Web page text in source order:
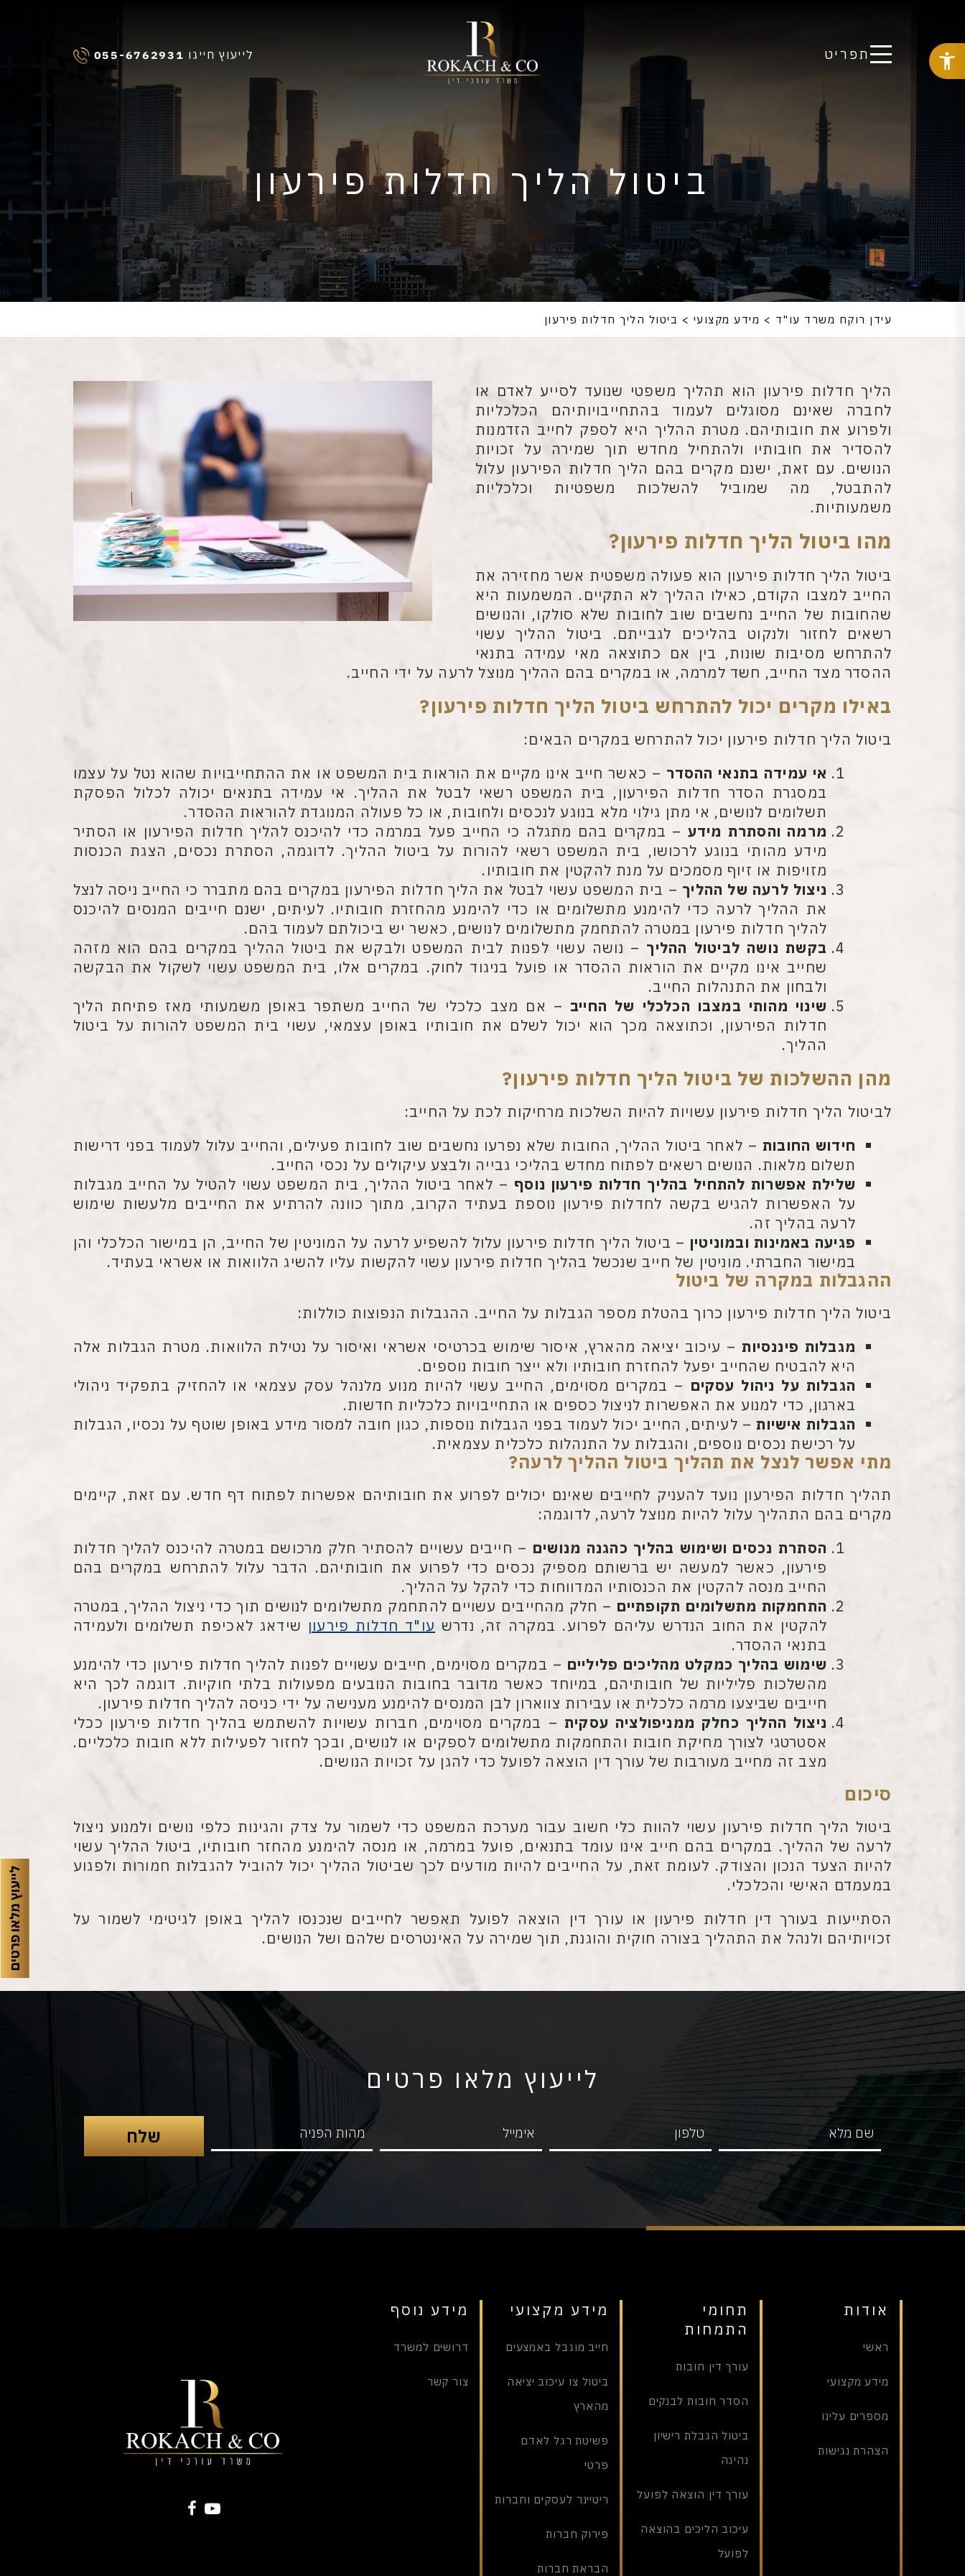
תפריט לייעוץ חייגו 055-6762931
לייעוץ מלאו פרטים
ביטול הליך חדלות פירעון
עידן רוקח משרד עו"ד > מידע מקצועי > ביטול הליך חדלות פירעון
הליך חדלות פירעון הוא תהליך משפטי שנועד לסייע לאדם או
לחברה שאינם מסוגלים לעמוד בהתחייבויותיהם הכלכליות
ולפרוע את חובותיהם. מטרת ההליך היא לספק לחייב הזדמנות
להסדיר את חובותיו ולהתחיל מחדש תוך שמירה על זכויות
הנושים. עם זאת, ישנם מקרים בהם הליך חדלות הפירעון עלול
להתבטל, מה שמוביל להשלכות משפטיות וכלכליות
משמעותיות.
מהו ביטול הליך חדלות פירעון?
ביטול הליך חדלות פירעון הוא פעולה משפטית אשר מחזירה את
החייב למצבו הקודם, כאילו ההליך לא התקיים. המשמעות היא
שהחובות של החייב נחשבים שוב לחובות שלא סולקו, והנושים
רשאים לחזור ולנקוט בהליכים לגבייתם. ביטול ההליך עשוי
להתרחש מסיבות שונות, בין אם כתוצאה מאי עמידה בתנאי
ההסדר מצד החייב, חשד למרמה, או במקרים בהם ההליך מנוצל לרעה על ידי החייב.
באילו מקרים יכול להתרחש ביטול הליך חדלות פירעון?
ביטול הליך חדלות פירעון יכול להתרחש במקרים הבאים:
אי עמידה בתנאי ההסדר – כאשר חייב אינו מקיים את הוראות בית המשפט או את ההתחייבויות שהוא נטל על עצמו
במסגרת הסדר חדלות הפירעון, בית המשפט רשאי לבטל את ההליך. אי עמידה בתנאים יכולה לכלול הפסקת
תשלומים לנושים, אי מתן גילוי מלא בנוגע לנכסים ולחובות, או כל פעולה המנוגדת להוראות ההסדר.
מרמה והסתרת מידע – במקרים בהם מתגלה כי החייב פעל במרמה כדי להיכנס להליך חדלות הפירעון או הסתיר
מידע מהותי בנוגע לרכושו, בית המשפט רשאי להורות על ביטול ההליך. לדוגמה, הסתרת נכסים, הצגת הכנסות
מזויפות או זיוף מסמכים על מנת להקטין את חובותיו.
ניצול לרעה של ההליך – בית המשפט עשוי לבטל את הליך חדלות הפירעון במקרים בהם מתברר כי החייב ניסה לנצל
את ההליך לרעה כדי להימנע מתשלומים או כדי להימנע מהחזרת חובותיו. לעיתים, ישנם חייבים המנסים להיכנס
להליך חדלות פירעון במטרה להתחמק מתשלומים לנושים, כאשר יש ביכולתם לעמוד בהם.
בקשת נושה לביטול ההליך – נושה עשוי לפנות לבית המשפט ולבקש את ביטול ההליך במקרים בהם הוא מזהה
שחייב אינו מקיים את הוראות ההסדר או פועל בניגוד לחוק. במקרים אלו, בית המשפט עשוי לשקול את הבקשה
ולבחון את התנהלות החייב.
שינוי מהותי במצבו הכלכלי של החייב – אם מצב כלכלי של החייב משתפר באופן משמעותי מאז פתיחת הליך
חדלות הפירעון, וכתוצאה מכך הוא יכול לשלם את חובותיו באופן עצמאי, עשוי בית המשפט להורות על ביטול
ההליך.
מהן ההשלכות של ביטול הליך חדלות פירעון?
לביטול הליך חדלות פירעון עשויות להיות השלכות מרחיקות לכת על החייב:
חידוש החובות – לאחר ביטול ההליך, החובות שלא נפרעו נחשבים שוב לחובות פעילים, והחייב עלול לעמוד בפני דרישות
תשלום מלאות. הנושים רשאים לפתוח מחדש בהליכי גבייה ולבצע עיקולים על נכסי החייב.
שלילת אפשרות להתחיל בהליך חדלות פירעון נוסף – לאחר ביטול ההליך, בית המשפט עשוי להטיל על החייב מגבלות
על האפשרות להגיש בקשה לחדלות פירעון נוספת בעתיד הקרוב, מתוך כוונה להרתיע את החייבים מלעשות שימוש
לרעה בהליך זה.
פגיעה באמינות ובמוניטין – ביטול הליך חדלות פירעון עלול להשפיע לרעה על המוניטין של החייב, הן במישור הכלכלי והן
במישור החברתי. מוניטין של חייב שנכשל בהליך חדלות פירעון עשוי להקשות עליו להשיג הלוואות או אשראי בעתיד.
ההגבלות במקרה של ביטול
ביטול הליך חדלות פירעון כרוך בהטלת מספר הגבלות על החייב. ההגבלות הנפוצות כוללות:
מגבלות פיננסיות – עיכוב יציאה מהארץ, איסור שימוש בכרטיסי אשראי ואיסור על נטילת הלוואות. מטרת הגבלות אלה
היא להבטיח שהחייב יפעל להחזרת חובותיו ולא ייצר חובות נוספים.
הגבלות על ניהול עסקים – במקרים מסוימים, החייב עשוי להיות מנוע מלנהל עסק עצמאי או להחזיק בתפקיד ניהולי
בארגון, כדי למנוע את האפשרות לניצול כספים או התחייבויות כלכליות חדשות.
הגבלות אישיות – לעיתים, החייב יכול לעמוד בפני הגבלות נוספות, כגון חובה למסור מידע באופן שוטף על נכסיו, הגבלות
על רכישת נכסים נוספים, והגבלות על התנהלות כלכלית עצמאית.
מתי אפשר לנצל את תהליך ביטול ההליך לרעה?
תהליך חדלות הפירעון נועד להעניק לחייבים שאינם יכולים לפרוע את חובותיהם אפשרות לפתוח דף חדש. עם זאת, קיימים
מקרים בהם התהליך עלול להיות מנוצל לרעה, לדוגמה:
הסתרת נכסים ושימוש בהליך כהגנה מנושים – חייבים עשויים להסתיר חלק מרכושם במטרה להיכנס להליך חדלות
פירעון, כאשר למעשה יש ברשותם מספיק נכסים כדי לפרוע את חובותיהם. הדבר עלול להתרחש במקרים בהם
החייב מנסה להקטין את הכנסותיו המדווחות כדי להקל על ההליך.
התחמקות מתשלומים תקופתיים – חלק מהחייבים עשויים להתחמק מתשלומים לנושים תוך כדי ניצול ההליך, במטרה
להקטין את החוב הנדרש עליהם לפרוע. במקרה זה, נדרש עו"ד חדלות פירעון שידאג לאכיפת תשלומים ולעמידה
בתנאי ההסדר.
שימוש בהליך כמקלט מהליכים פליליים – במקרים מסוימים, חייבים עשויים לפנות להליך חדלות פירעון כדי להימנע
מהשלכות פליליות של חובותיהם, במיוחד כאשר מדובר בחובות הנובעים מפעולות בלתי חוקיות. דוגמה לכך היא
חייבים שביצעו מרמה כלכלית או עבירות צווארון לבן המנסים להימנע מענישה על ידי כניסה להליך חדלות פירעון.
ניצול ההליך כחלק ממניפולציה עסקית – במקרים מסוימים, חברות עשויות להשתמש בהליך חדלות פירעון ככלי
אסטרטגי לצורך מחיקת חובות והתחמקות מתשלומים לספקים או לנושים, ובכך לחזור לפעילות ללא חובות כלכליים.
מצב זה מחייב מעורבות של עורך דין הוצאה לפועל כדי להגן על זכויות הנושים.
סיכום
ביטול הליך חדלות פירעון עשוי להוות כלי חשוב עבור מערכת המשפט כדי לשמור על צדק והגינות כלפי נושים ולמנוע ניצול
לרעה של ההליך. במקרים בהם חייב אינו עומד בתנאים, פועל במרמה, או מנסה להימנע מהחזר חובותיו, ביטול ההליך עשוי
להיות הצעד הנכון והצודק. לעומת זאת, על החייבים להיות מודעים לכך שביטול ההליך יכול להוביל להגבלות חמורות ולפגוע
במעמדם האישי והכלכלי.
הסתייעות בעורך דין חדלות פירעון או עורך דין הוצאה לפועל תאפשר לחייבים שנכנסו להליך באופן לגיטימי לשמור על
זכויותיהם ולנהל את התהליך בצורה חוקית והוגנת, תוך שמירה על האינטרסים שלהם ושל הנושים.
לייעוץ מלאו פרטים
אודות
ראשי
מידע מקצועי
מספרים עלינו
הצהרת נגישות
תחומי
התמחות
עורך דין חובות
הסדר חובות לבנקים
ביטול הגבלת רישיון
נהיגה
עורך דין הוצאה לפועל
עיכוב הליכים בהוצאה
לפועל
מידע מקצועי
חייב מוגבל באמצעים
ביטול צו עיכוב יציאה
מהארץ
פשיטת רגל לאדם
פרטי
ריטיינר לעסקים וחברות
פירוק חברות
הבראת חברות
מידע נוסף
דרושים למשרד
צור קשר